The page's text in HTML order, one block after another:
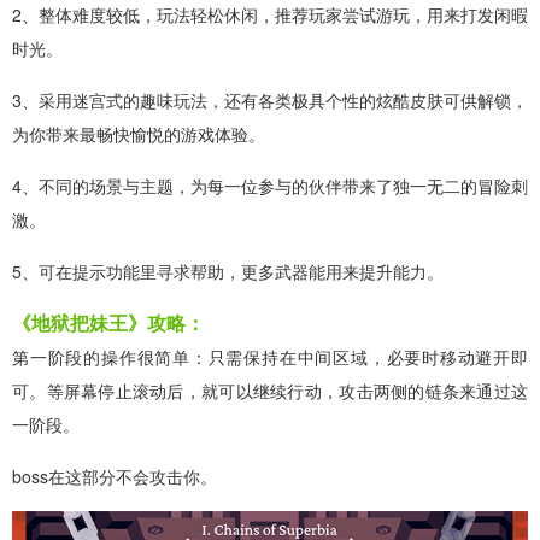
2、整体难度较低，玩法轻松休闲，推荐玩家尝试游玩，用来打发闲暇
时光。
3、采用迷宫式的趣味玩法，还有各类极具个性的炫酷皮肤可供解锁，
为你带来最畅快愉悦的游戏体验。
4、不同的场景与主题，为每一位参与的伙伴带来了独一无二的冒险刺
激。
5、可在提示功能里寻求帮助，更多武器能用来提升能力。
《地狱把妹王》攻略：
第一阶段的操作很简单：只需保持在中间区域，必要时移动避开即
可。等屏幕停止滚动后，就可以继续行动，攻击两侧的链条来通过这
一阶段。
boss在这部分不会攻击你。